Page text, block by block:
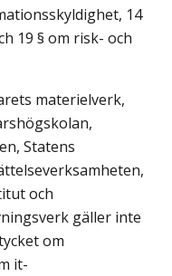
14
19 § om risk- och
materielverk,
Statens
och
gäller inte
om
it-